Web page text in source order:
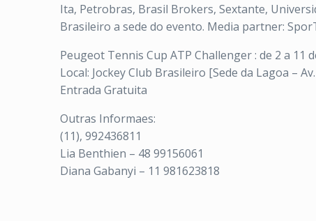
Ita, Petrobras, Brasil Brokers, Sextante,
Brasileiro a sede do evento. Media partner:
Peugeot Tennis Cup ATP Challenger : de 2 a 11
Local: Jockey Club Brasileiro [Sede da Lagoa –
Entrada Gratuita
Outras Informaes:
(11), 992436811
Lia Benthien – 48 99156061
Diana Gabanyi – 11 981623818